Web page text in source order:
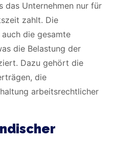
das Unternehmen nur für
zahlt. Die
die gesamte
die Belastung der
Dazu gehört die
die
arbeitsrechtlicher